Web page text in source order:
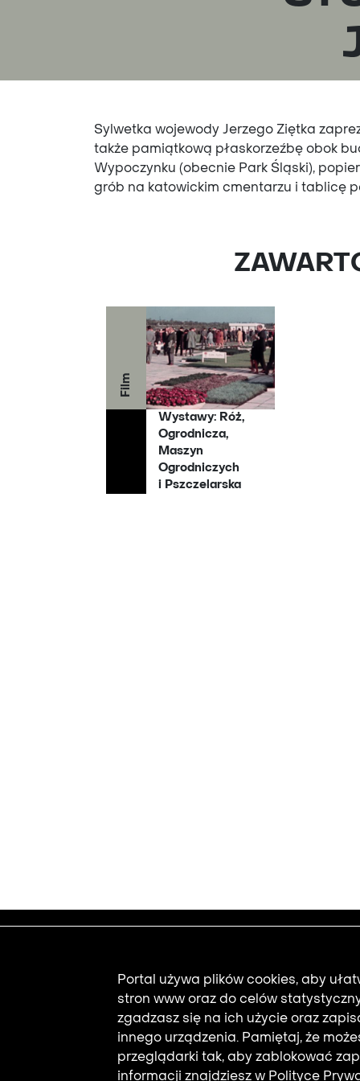
Sylwetka wojewody Jerzego Ziętka
także pamiątkową płaskorzeźbę obok
Wypoczynku (obecnie Park Śląski),
grób na katowickim cmentarzu i tablicę
Film
Wystawy: Róż,
Ogrodnicza,
Maszyn
Ogrodniczych
i Pszczelarska
Przekaż film
Kontakt
Deklaracja
Portal używa plików cookies, aby
stron www oraz do celów
zgadzasz się na ich użycie oraz
innego urządzenia. Pamiętaj, że
przeglądarki tak, aby zablokować
informacji znajdziesz w Polityce